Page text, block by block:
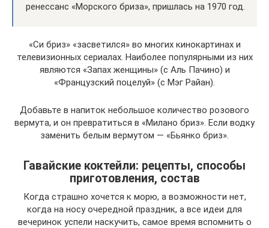
ренессанс «Морского бриза», пришлась на 1970 год.
«Си бриз» «засветился» во многих кинокартинах и
телевизионных сериалах. Наиболее популярными из них
являются «Запах женщины» (с Аль Пачино) и
«Французский поцелуй» (с Мэг Райан).
Добавьте в напиток небольшое количество розового
вермута, и он превратиться в «Милано бриз». Если водку
заменить белым вермутом — «Бьянко бриз».
Гавайские коктейли: рецепты, способы
приготовления, состав
Когда страшно хочется к морю, а возможности нет,
когда на носу очередной праздник, а все идеи для
вечеринок успели наскучить, самое время вспомнить о